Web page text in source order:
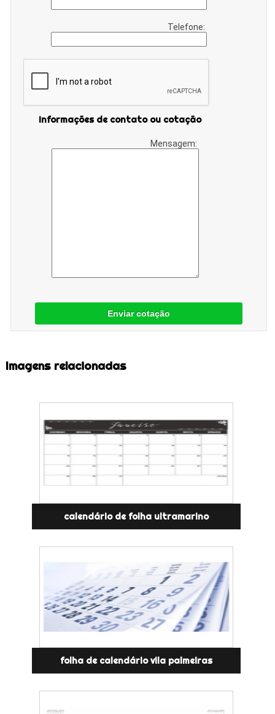
Telefone:
Informações de contato ou cotação
Mensagem:
Enviar cotação
Imagens relacionadas
calendário de folha ultramarino
folha de calendário vila palmeiras